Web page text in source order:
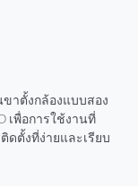
ขาตั้งกล้องแบบสอง
เพื่อการใช้งานที่
ดตั้งที่ง่ายและเรียบ